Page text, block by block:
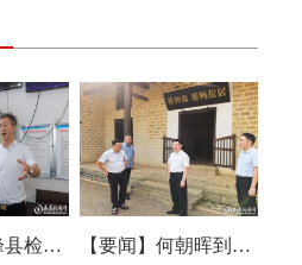
曾超群赴双峰县检查安全生产工作 【要闻】何朝晖到双峰县调研：优化布局补齐短板 推动文旅产业提质增效